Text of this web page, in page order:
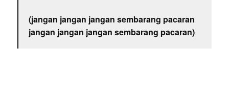
(jangan jangan jangan sembarang pacaran
jangan jangan jangan sembarang pacaran)